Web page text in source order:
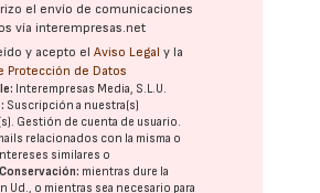
el envío de comunicaciones
vía interempresas.net
y acepto elAviso Legal y la
Protección de Datos
Interempresas Media, S.L.U.
Suscripción a nuestra(s)
Gestión de cuenta de usuario.
relacionados con la misma o
similares o
Conservación: mientras dure la
Ud., o mientras sea necesario para